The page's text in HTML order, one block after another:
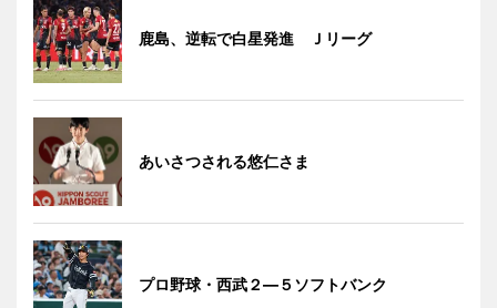
鹿島、逆転で白星発進 Ｊリーグ
あいさつされる悠仁さま
プロ野球・西武２―５ソフトバンク